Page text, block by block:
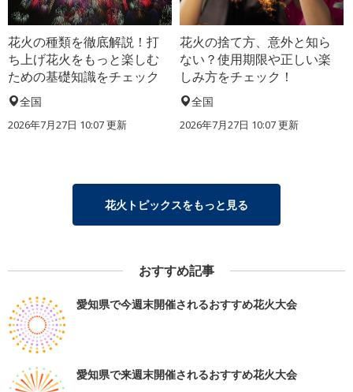
花火の種類を徹底解説！打
ち上げ花火をもっと楽しむ
ための基礎知識をチェック
全国
2026年7月27日 10:07 更新
花火の捨て方、意外と知ら
ない？使用期限や正しい楽
しみ方をチェック！
全国
2026年7月27日 10:07 更新
花火トピックスをもっと見る
おすすめ記事
愛知県で今週末開催されるおすすめ花火大会
愛知県で来週末開催されるおすすめ花火大会